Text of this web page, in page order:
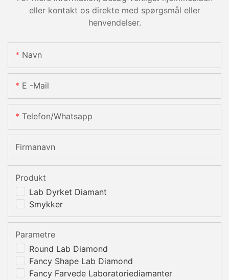
eller kontakt os direkte med spørgsmål eller
henvendelser.
Navn
E -mail
Telefon/whatsapp
Firmanavn
Lab Dyrket Diamant
Smykker
Produkt
Round Lab Diamond
Fancy Shape Lab Diamond
Fancy Farvede Laboratoriediamanter
Parametre